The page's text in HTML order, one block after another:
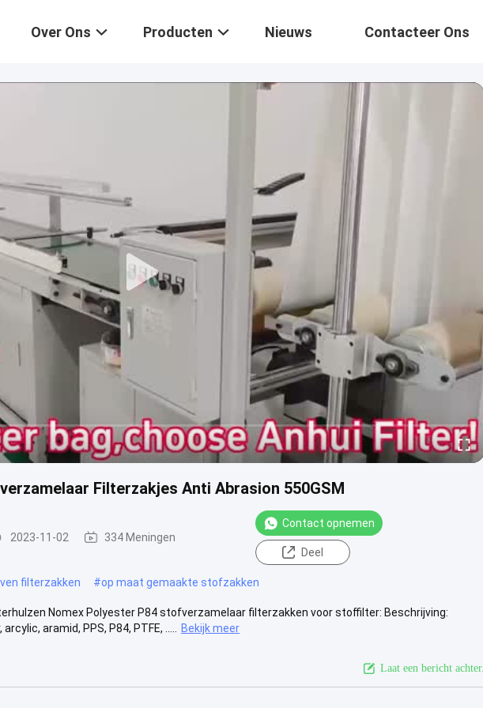
Over Ons Producten Nieuws Contacteer Ons
Filterzakjes Anti Abrasion 550GSM
2023-11-02 334 Meningen
Contact opnemen
Deel
filterzakken #op maat gemaakte stofzakken
Nomex Polyester P84 stofverzamelaar filterzakken voor stoffilter: Beschrijving:
aramid, PPS, P84, PTFE, .....
Bekijk meer
Laat een bericht achter.